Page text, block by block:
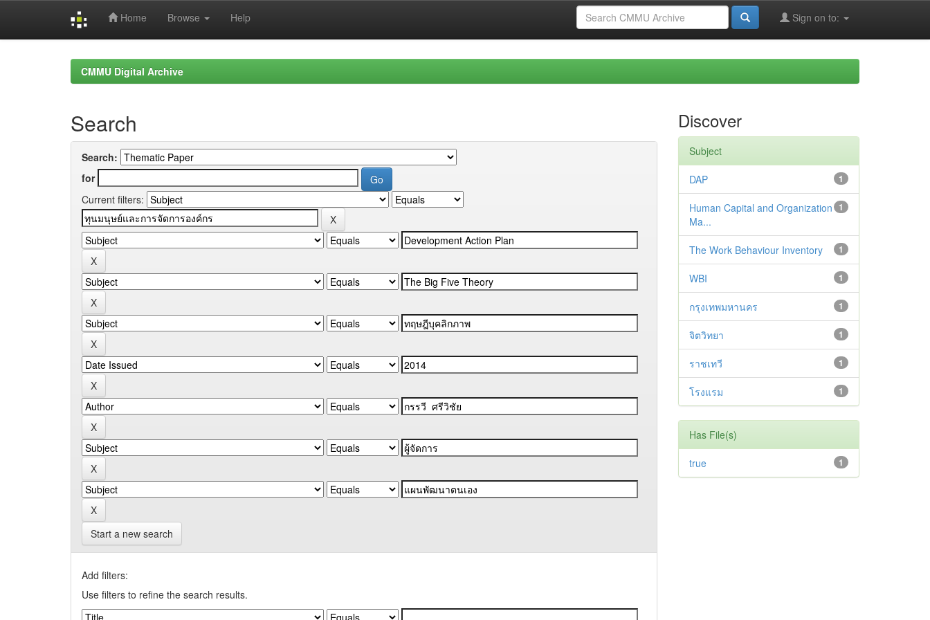
Home Browse Help Sign on to:
CMMU Digital Archive
Search
Search:
for
Current filters:
Start a new search
Add filters:
Use filters to refine the search results.
Discover
Subject
1
DAP
1
Human Capital and Organization
Ma...
1
The Work Behaviour Inventory
1
WBI
1
กรุงเทพมหานคร
1
จิตวิทยา
1
ราชเทวี
1
โรงแรม
Has File(s)
1
true